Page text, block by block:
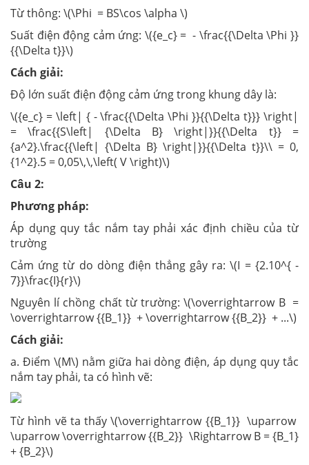
Từ thông: \(\Phi = BS\cos \alpha \)
Suất điện động cảm ứng: \({e_c} = - \frac{{\Delta \Phi }}
{{\Delta t}}\)
Cách giải:
Độ lớn suất điện động cảm ứng trong khung dây là:
\({e_c} = \left| { - \frac{{\Delta \Phi }}{{\Delta t}}} \right|
= \frac{{S\left| {\Delta B} \right|}}{{\Delta t}} =
{a^2}.\frac{{\left| {\Delta B} \right|}}{{\Delta t}}\\ = 0,
{1^2}.5 = 0,05\,\,\left( V \right)\)
Câu 2:
Phương pháp:
Áp dụng quy tắc nắm tay phải xác định chiều của từ
trường
Cảm ứng từ do dòng điện thẳng gây ra: \(I = {2.10^{ -
7}}\frac{I}{r}\)
Nguyên lí chồng chất từ trường: \(\overrightarrow B =
\overrightarrow {{B_1}} + \overrightarrow {{B_2}} + ...\)
Cách giải:
a. Điểm \(M\) nằm giữa hai dòng điện, áp dụng quy tắc
nắm tay phải, ta có hình vẽ:
Từ hình vẽ ta thấy \(\overrightarrow {{B_1}} \uparrow
\uparrow \overrightarrow {{B_2}} \Rightarrow B = {B_1}
+ {B_2}\)